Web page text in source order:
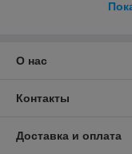
О нас
Контакты
Доставка и оплата